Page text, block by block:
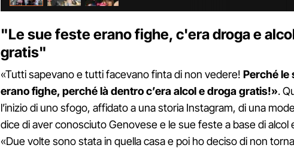
"Le sue feste erano fighe, c'era droga e
gratis"
«Tutti sapevano e tutti facevano finta di non vedere! Perché le
erano fighe, perché là dentro c’era alcol e droga gratis!».
l’inizio di uno sfogo, affidato a una storia Instagram, di una
dice di aver conosciuto Genovese e le sue feste a base di alcol
«Due volte sono stata in quella casa e poi ho deciso di non